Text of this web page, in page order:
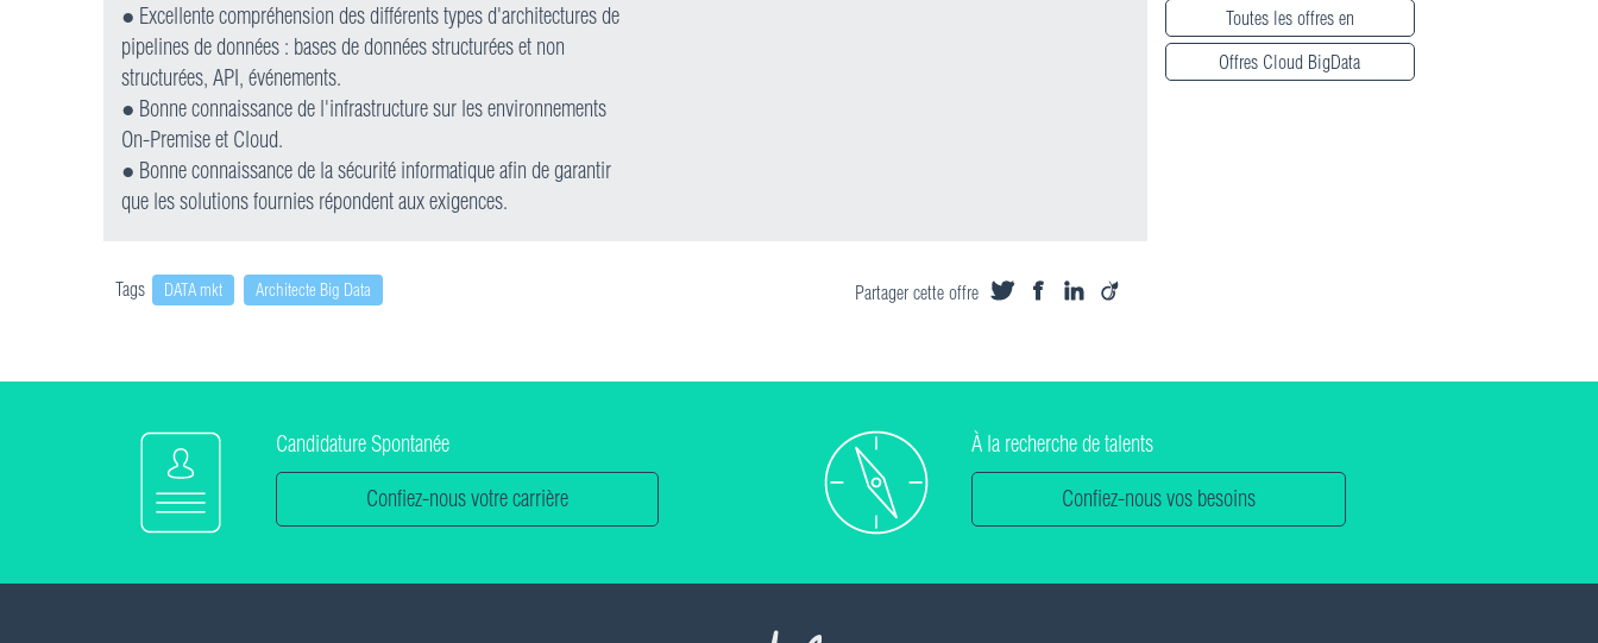
● Excellente compréhension des différents types d'architectures de
pipelines de données : bases de données structurées et non
structurées, API, événements.
● Bonne connaissance de l'infrastructure sur les environnements
On-Premise et Cloud.
● Bonne connaissance de la sécurité informatique afin de garantir
que les solutions fournies répondent aux exigences.
Tags DATA mkt Architecte Big Data Partager cette offre
Toutes les offres en
Offres Cloud BigData
Candidature Spontanée
Confiez-nous votre carrière
À la recherche de talents
Confiez-nous vos besoins